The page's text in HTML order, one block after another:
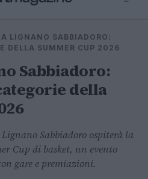
LIGNANO SABBIADORO:
DELLA SUMMER CUP 2026
Sabbiadoro:
della
Sabbiadoro ospiterà la
Cup di basket, un evento
gare e premiazioni.